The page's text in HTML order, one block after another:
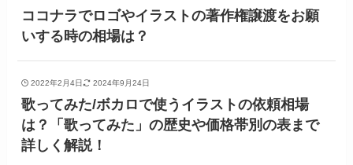
ココナラでロゴやイラストの著作権譲渡をお願
いする時の相場は？
2022年2月4日 2024年9月24日
歌ってみた/ボカロで使うイラストの依頼相場
は？「歌ってみた」の歴史や価格帯別の表まで
詳しく解説！